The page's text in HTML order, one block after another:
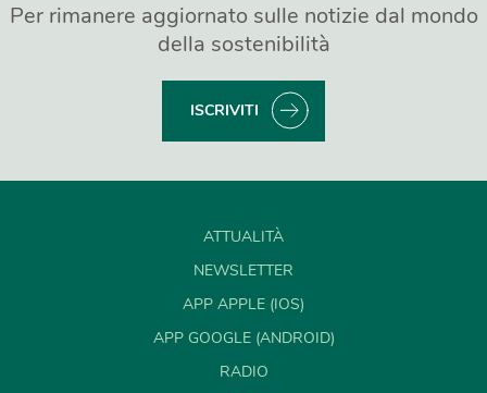
Per rimanere aggiornato sulle notizie dal mondo
della sostenibilità
ISCRIVITI
ATTUALITÀ
NEWSLETTER
APP APPLE (IOS)
APP GOOGLE (ANDROID)
RADIO